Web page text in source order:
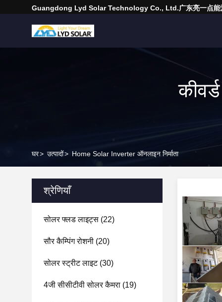
Guangdong Lyd Solar Technology Co., Ltd.广东亮一点能
घर> उत्पादों> Home Solar Inverter ऑनलाइन निर्माता
श्रेणियाँ
सोलर फ्लड लाइट्स (22)
सौर कैम्पिंग रोशनी (20)
सोलर स्ट्रीट लाइट(30)
4जी सीसीटीवी सोलर कैमरा (19)